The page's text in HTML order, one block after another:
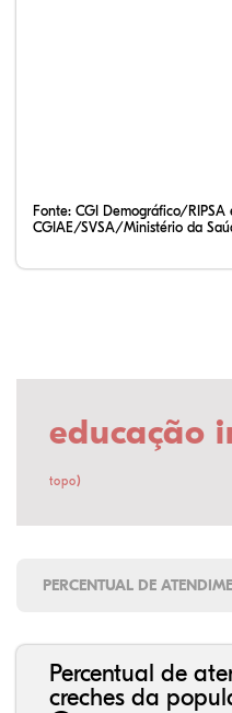
Fonte: CGI Demográfico/RIPSA
CGIAE/SVSA/Ministério da
educação
topo)
PERCENTUAL DE
Percentual de
creches da